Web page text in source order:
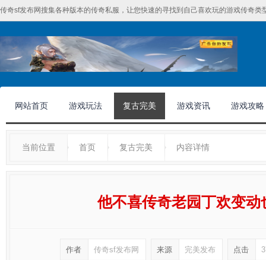
传奇sf发布网搜集各种版本的传奇私服，让您快速的寻找到自己喜欢玩的游戏传奇
网站首页 游戏玩法 复古完美 游戏资讯 游戏攻略
当前位置 首页 复古完美 内容详情
他不喜传奇老园丁欢变动
作者 传奇sf发布网 来源 完美发布 点击